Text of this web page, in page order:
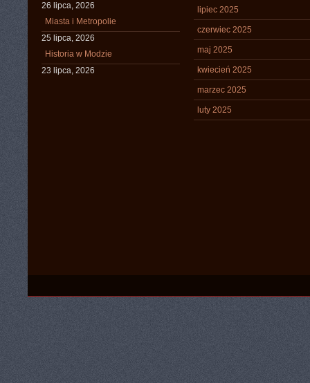
26 lipca, 2026
Miasta i Metropolie
25 lipca, 2026
Historia w Modzie
23 lipca, 2026
lipiec 2025
czerwiec 2025
maj 2025
kwiecień 2025
marzec 2025
luty 2025